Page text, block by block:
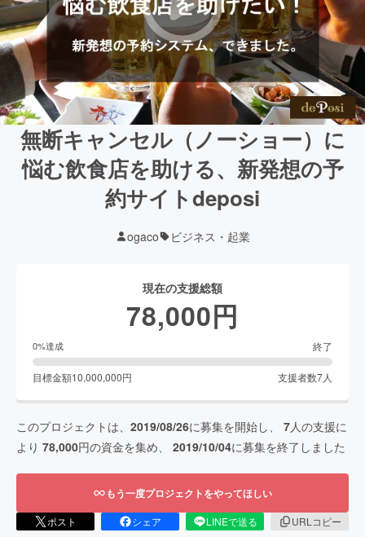
無断キャンセル（ノーショー）に
悩む飲食店を助ける、新発想の予
約サイトdeposi
ogaco ビジネス・起業
現在の支援総額
78,000円
0%達成 終了
目標金額10,000,000円 支援者数7人
このプロジェクトは、 2019/08/26に募集を開始し、 7人の支援に
より 78,000円の資金を集め、 2019/10/04に募集を終了しました
もう一度プロジェクトをやってほしい
ポスト シェア LINEで送る
URLコピー